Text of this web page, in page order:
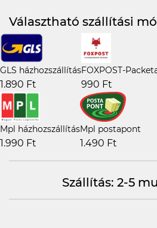
Választható szállítási
GLS házhozszállítás
1.890 Ft
FOXPOST-
990 Ft
Mpl házhozszállítás
1.990 Ft
Mpl postapont
1.490 Ft
Szállítás: 2-5